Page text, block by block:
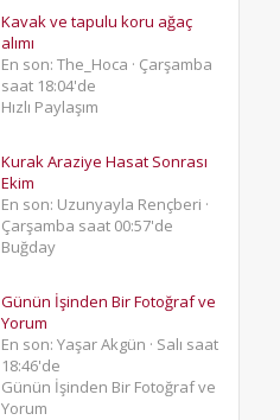
Kavak ve tapulu koru ağaç
alımı
En son: The_Hoca
Çarşamba
saat 18:04'de
Hızlı Paylaşım
Kurak Araziye Hasat Sonrası
Ekim
En son: Uzunyayla Rençberi
Çarşamba saat 00:57'de
Buğday
Günün İşinden Bir Fotoğraf ve
Yorum
En son: Yaşar Akgün
Salı saat
18:46'de
Günün İşinden Bir Fotoğraf ve
Yorum